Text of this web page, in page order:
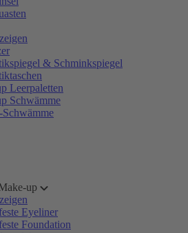
& Schminkspiegel
Leerpaletten
Schwämme
up
Eyeliner
Foundation